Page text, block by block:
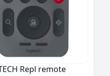
Repl remote